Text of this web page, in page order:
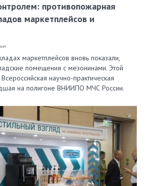
противопожарная
маркетплейсов и
маркетплейсов вновь показали,
помещения с мезонинами. Этой
научно-практическая
на полигоне ВНИИПО МЧС России.